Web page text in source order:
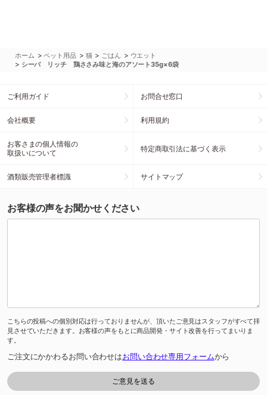
ホーム >ペット用品 > 猫 > ごはん > ウエット
> シーバ リッチ 鶏ささみ味と海のアソート35g×6袋
ご利用ガイド お問合せ窓口
会社概要 利用規約
お客さまの個人情報の
取扱いについて
特定商取引法に基づく表示
酒類販売管理者標識 サイトマップ
お客様の声をお聞かせください
こちらの投稿への個別対応は行っておりませんが、頂いたご意見はスタッフがすべて拝
見させていただきます。お客様の声をもとに商品開発・サイト改善を行ってまいりま
す。
ご注文にかかわるお問い合わせはお問い合わせ専用フォームから